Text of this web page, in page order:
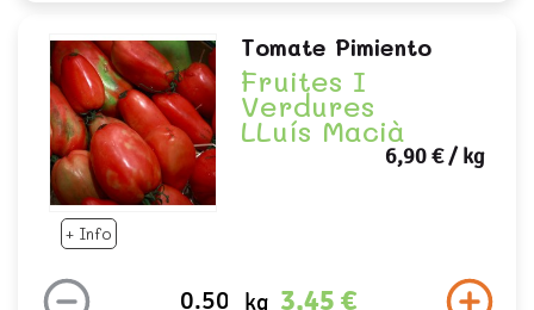
+ Info
Tomate Pimiento
Fruites I
Verdures
LLuís Macià
6,90 €/ kg
kg 3,45 €